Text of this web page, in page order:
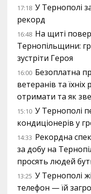
17:18 У Тернополі
рекорд
16:48 На щиті
Тернопільщини:
зустріти Героя
16:00 Безоплатна
ветеранів та
отримати та як
15:10 У Тернополі
кондиціонерів у
14:33 Рекордна
за добу на
просять людей
13:25 У Тернополі
телефон — їй